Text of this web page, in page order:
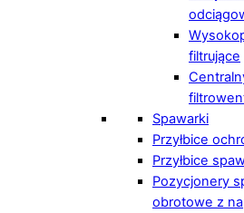
filtrujące
Spawarki
Przyłbice
Przyłbice
Pozycjonery
obrotowe z